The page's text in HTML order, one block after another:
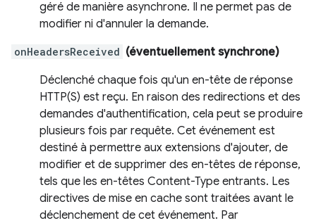
géré de manière asynchrone. Il ne permet pas de
modifier ni d'annuler la demande.
onHeadersReceived (éventuellement synchrone)
Déclenché chaque fois qu'un en-tête de réponse
HTTP(S) est reçu. En raison des redirections et des
demandes d'authentification, cela peut se produire
plusieurs fois par requête. Cet événement est
destiné à permettre aux extensions d'ajouter, de
modifier et de supprimer des en-têtes de réponse,
tels que les en-têtes Content-Type entrants. Les
directives de mise en cache sont traitées avant le
déclenchement de cet événement. Par